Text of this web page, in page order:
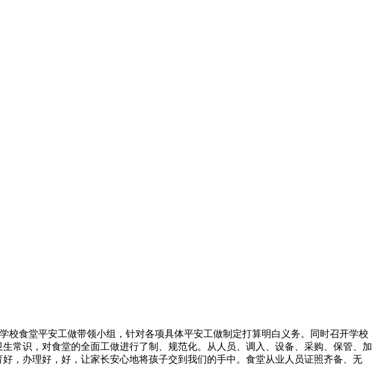
一些不脚，此后，学校将以此次查抄为契机，进一步加督工做的力度，不竭改善办理办法，使学校食堂食物平安工做再上新的台阶。学校成立以校长为第一义务人的学校食堂食物平安义务制，设立食堂平安办理人员，针对各项具体平安工做制定打算明白义务。健全卫生、食物办理轨制，做到义务到人。按期查抄食物平安工做，并有记实。成立了食物中毒应急处置机制。学校食物由专人担任采购，有进货验收，索证索票，有记实台账。严把食物原料质量关，所购食物原料合适要求。库房食物做到离地隔墙摆放，所存食物正在保质期范畴，没有和其他有毒无害物品存放正在一路，没有存正在利用国度或来历不明的食物，冷冻、冷藏设备能一般运转，食物储存没有存正在生熟混放的现象。加工用设备设备洁净，用于原料、半成品、成品的容器、东西有较着区分，不混用，没有存正在交叉传染，冷温食物正在食用前都进行充实加热。餐饮具正在利用前都颠末无效清洗消毒，消毒事后的餐饮具存放正在的，从业人员可以或许控制根基的消毒学问。（1）加大宣布道育力度，加强学生的食物卫生、平安认识。学校食堂要通过板报、学问等多种形式加大教育力度，使食物卫生平安方面的学问深切，盲目抵制冒充、伪劣产物，本身健康。同时，也使食堂的工做人员盲目按照《食物卫生法》进行操做停业。我校现有学生食堂建建面积为149平方米，后颠末多次完美，现有柴房、烹调间、储藏间。学校现有学生675人，教职工31人，日常为学生供给开餐办事的有600余人。每学期初，学校城市特地召开食堂工做会议，明白职责和具体分工，成立以校长为首的学校食堂工做带领小组，统筹各项工做，针对各项具体工做制定打算、明白义务，让食堂的全面工做制、规范化。后勤处担任具体落实，从人员、调入、设备、采购、保管、加工、出售等所有办理环节进行了细化并狠抓落实，并按期召开食堂工做特地会议，进修上级文件，研究各阶段落实办法。校级带领每天轮番到学生餐厅巡视，以便随时发觉问题，及时赐与指点，当即进行改良。校长是食堂卫生平安的第一义务人，食堂办理员担任具体的办理工做，总务从任担任监视办理。同时成立了一系列的规章轨制，如食堂办理轨制、食堂消毒轨制、采购食物轨制、采购索证轨制、食物验收轨制、食物仓储卫生轨制、烹饪间卫生轨制、从业人员体检培训轨制等。（1）食堂都能严酷施行国度的《食物卫生法》，有各项卫生平安轨制和办法，并做到了有查抄、有记实，有凸起事务的应急办法，工做人员能盲目按要求上岗和操做，其它各项卫生办法和能落实到位。（2）采购做好验收工做，加工做到烧熟煮透，做好食物留样工做。严酷把好食物进货关，将学校食物进货进行同一采购，对采购的食物三证（停业执照、卫生许可证、出产许可证）复印件和质量查验，进出货手续齐备，帐册相符，并由刘昌伟同志担任。（3）建全各类平安卫生轨制以及进、出货投标、查抄、验收、登记、签字轨制，按期发布市场原料价钱和进行单菜核算。（4）成立群众监视机制，让大师配合把好食物平安卫生关。我们成立了由校工会干部、家长代表、教师代表、学生代表等构成的膳管会，按期举行碰头会，监视以收费尺度、成本利润节制、饭菜质量、开支布局为沉点，行使对食堂的监视、查抄等本能机能。（5）从业人员持证上岗，规范操做。食堂从业人员按期加入卫生防疫部分体检取食物卫生学问培训，按穿戴工做服、工做帽，并能做到不留长发，不留长指甲，不戴手饰，留意小我卫生取卫生。有公用衣橱，小我衣物不带入食物处置区。每天不按期进行垃圾清理，食堂各个区域的卫生环境优良。严禁非食堂工做人员进入操做间。为师生的好处和身心健康，我校“公益性”准绳，按照“非营利性”要求，做到保本不营利，进行食堂成本零丁核算，以食堂日常运转经费出入均衡为方针。（1）饭菜的数量和质量，勤奋做到荤素合理搭配，品种丰硕多样，满脚学生身体健康成长的需要。为了加强食堂办理，园委会构成了由园长为第一义务人，副园长为分担及总务从任和从班教员配合担任的食堂食物平安带领小组，加强了日常平凡对食堂食物平安的监管和查抄力度，确保食堂食物平安工做做到位。我园的设备设备结构合理，有的食物原料存库房，食物加工操做间，食物发放及用餐场合，通过上学期暑假食堂改建工程的补葺，食堂各个操做间的安插根基达到的尺度，墙面、地面均利用合适的瓷砖贴面，达到防火、防潮，可清洗的要求，配备脚够的照明、通风、排烟安拆和无效的防蝇、防尘、防鼠、污水排放和根基合适卫生要求的存放烧毁物品的设备和设备。配有公用冷藏、洗涤、消毒设备。我园食堂表里比力整洁，卫生环境优良。一年来园带领、食堂担任人都把食堂的洁净卫生当成最主要的一项工做来抓。一是对、餐具的卫生有明白要求，实行卫生包干，专人担任，做到餐厅洁净划一，所有餐具洁净消毒。二是严酷按照食物平安法的要求，不采购、不加工、不发放变质食物。三是按期取不按期查抄相连系，由食堂办理员和保健大夫室每天按期查抄，园带领进行不按期抽查，对于不脚之处期限更正。四是严酷按照长儿园的食堂食物办理轨制施行各项工做，由食堂办理员监视施行，确保食物的平安，杜绝各项教师、长儿的事务发生。1。食物采购工做。严酷按照采购要求，由园委会甄选合适前提的商家，签定供货和谈配送各类食物及原材料、调味料，同时严酷把关质量，对于每天送来的物品进行查抄，做好验收、验发记实，同时正在食物加工好当前做好每天的样本留存。2。储存加工工做。对于食物的储存我们要求分类、分架、隔墙、离地存放，做到及时处置变质或跨越保质期的食物或调料。用于原料和食物的刀、墩、板、桶、盆、筐、抹布以及其它东西做到定位存放。伙食器具摆放划一有序，每天消毒。1。我园食堂工做人员每年进行健康查抄，全数持健康证上岗，同时经常加入食药监局的食物平安培训，长儿园每月两次的食物平安培训，控制了相关食物平安的根基要求。3。食堂工做人员有优良的卫生习惯，构成了明白的卫生保洁义务区，分工明白，能将长儿园的食堂卫生工做按要求做好每天的洁净消毒工做。我市工会所辖13个区县和3个开辟区工会，近年来，各区、县工会正在加强财政办理工做方面进行了一些无益的摸索，取得了必然成效，但也存正在一些问题，次要表示正在！区、县财务划拨工会经费尚未全数到位；部门区、县工会财政预算办理粗放、预算束缚不强、配套轨制还不完美；乡镇、街道、社区及新建企业工会会计根本工做亏弱等。这些问题取市场经济形势下工会工做的成长不相顺应，其短处日渐凸显，亟待改善和加强。目前正在我市十三个区、县工会中，城三区及雁塔区工会财务划拨工会经费相对处理得较好，其他区、县或只处理区、县工会机关人员的工会经费或定额划拨经费，取脚额划拨相差甚远，临潼区及3个开辟区至今尚未处理。税务代收工会经费后，各区、县及开辟区工会的建会率及工会经费收缴率取以往比拟有了大幅度提高，但仍然存正在经费收缴空白点。据查询拜访显示，碑林区工会所属下层单元已成立工会的有4000多家，而缴经费的只要1600多家，不到40%；雁塔区工会所属下层单元已成立工会的有多家，而缴经费的单元只要600多家，也只达到30%。有的区、县多年来没有制定相关的财政轨制，有的区、县财政轨制制定的不全面、财政报销及审批轨制不明白，特别贫乏预决算办理轨制，间接导致了经费收入随便性大。决算环境表白，有的区、县工会行政费、工会营业费超支达200%，有的经费收入不脚预算的5%。有的开辟区工会会计、出纳一人担任，不合适会计核算，财政办理根本亏弱。有的区、县审批报销法式中没有会计人员审核，经办人世接让带领签字报销，待会计人员做账时发觉问题，为时已晚。还有一些财政人员审核把关不严，存正在白条报账及无效单据报账的现象。有的未严酷施行现金办理，收入时超限额利用现金，发放物品未附发放明细单。我市区、县工会有181个乡镇、街道工会，零丁成立工会账户的单元很少，总体上不脚10%，工会办理经费的要求落实得欠好。地税代收后，工会组织迅猛成长，但也存正在集中建会、突击建会的环境。有的区、县工会审批工会组织不规范，2-3人就成立零丁的工会委员会，有的将49个单元构成一个结合会，这些单元既不正在一个地区，也无配合的行业特点，工会组织难以零丁成立银行账户，也难以对工会财政进行无效的办理和监视。有些区、县工会财政人员不具备响应专业学问，营业程度低，人员变更屡次，同时又身兼多职。加之有的财政人员义务认识不强，存正在会计核算不及时、科目利用不精确、凭证拆订不规范等现象。有的单元未制定单据的办理、利用轨制。收经费时每人一本收条，开出的收条无人监视和办理，有的长达数年单据和钱无法收回，同时还存正在提前开收条和单据丢失的现象。县级文化宫的财政人员很少加入营业培训，无法顺应财政办理工做成长的需要。地税代收后，各单元的经费收入次要分为三大块，即地税代收经费、财务划拨经费及自收经费。正在财务划拨工会经费问题上，各区、县工会都分歧程度地做了一些工做，但因为区、县财务比力坚苦，加之我们的协调沟通工做也不到位，导致财务划拨的工会经费不克不及全数到位。区、县及开辟区工会认为地税代收后经费曾经比本来多了，够花就行，认为税务局代收几多就收几多，收不上来也没有法子，催缴经费工做不到位。有些单元趁着税务局抓的不严，工会经费想交几多就交几多，有些单元以至不向税务部分申报缴纳工会经费。地税代收工会经费的消息化、收集化工做未步入正轨，财政人员每次对代收消息进行手工分类及汇总，如许就很难及时控制应缴未缴及未脚额缴纳单元的消息，工做效率不高。一是多年来对若何管好、用好工会经费注沉不敷，没有制定响应的轨制来确保工会经费的合理、无效利用；二是县级工会财政人员大多缺乏专业学问，加之培训工做未能跟上，因而，县、区工会财政工做不克不及顺应形势成长的要求。我市工会所辖13个区县和3个开辟区工会。近年来，各区、县工会正在加强财政办理工做方面进行了一些无益的摸索，取得了必然成效，但也存正在一些问题，次要表示正在！区、县财务划拨工会经费尚未全数到位；部门区、县工会财政预算办理粗放、预算束缚不强、配套轨制还不完美；乡镇、街道、社区及新建企业工会会计根本工做亏弱等。这些问题取市场经济形势下工会工做的成长不相顺应，其短处日渐凸显，亟待改善和加强。目前正在我市十三个区、县工会中，城三区及雁塔区工会财务划拨工会经费相对处理得较好，其他区、县或只处理区、县工会机关人员的工会经费或定额划拨经费，取脚额划拨相差甚远，临潼区及3个开辟区至今尚未处理。税务代收工会经费后，各区、县及开辟区工会的建会率及工会经费收缴率取以往比拟有了大幅度提高，但仍然存正在经费收缴空白点。据查询拜访显示，碑林区工会所属下层单元已成立工会的有4000多家，而缴经费的只要1600多家，不到40%；雁塔区工会所属下层单元已成立工会的有多家，而缴经费的单元只要600多家，也只达到30%。有的区、县多年来没有制定相关的财政轨制，有的区、县财政轨制制定的不全面、财政报销及审批轨制不明白，特别贫乏预决算办理轨制，间接导致了经费收入随便性